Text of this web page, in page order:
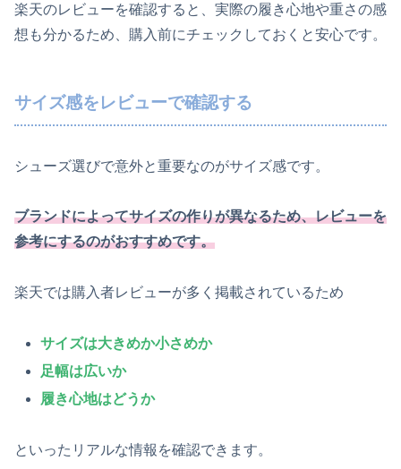
楽天のレビューを確認すると、実際の履き心地や重さの感
想も分かるため、購入前にチェックしておくと安心です。
サイズ感をレビューで確認する
シューズ選びで意外と重要なのがサイズ感です。
ブランドによってサイズの作りが異なるため、レビューを
参考にするのがおすすめです。
楽天では購入者レビューが多く掲載されているため
サイズは大きめか小さめか
足幅は広いか
履き心地はどうか
といったリアルな情報を確認できます。